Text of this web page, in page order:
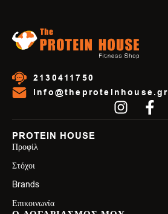
2130411750
info@theproteinhouse.gr
PROTEIN HOUSE
Προφίλ
Στόχοι
Brands
Επικοινωνία